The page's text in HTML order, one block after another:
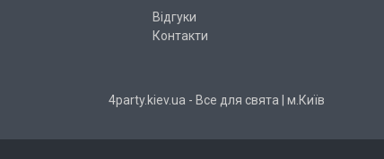
Відгуки
Контакти
4party.kiev.ua - Все для свята | м.Київ